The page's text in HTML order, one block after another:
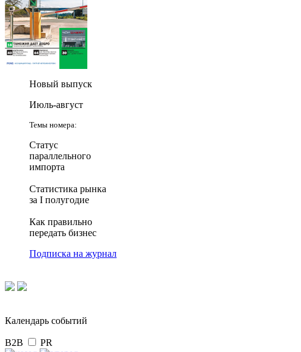
Новый выпуск
Июль-август
Темы номера:
Статус
параллельного
импорта
Статистика рынка
за I полугодие
Как правильно
передать бизнес
Подписка на журнал
Календарь событий
B2B PR